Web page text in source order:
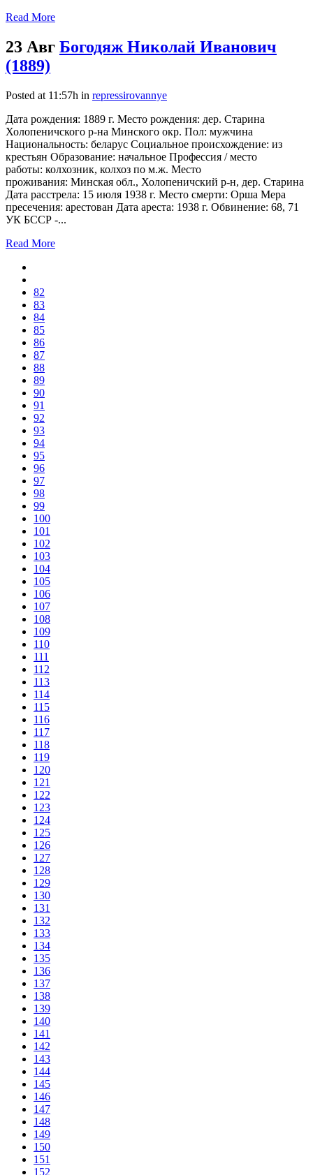
Read More
23 Авг Богодяж Николай Иванович
(1889)
Posted at 11:57h in repressirovannye
Дата рождения: 1889 г. Место рождения: дер. Старина
Холопеничского р-на Минского окр. Пол: мужчина
Национальность: беларус Социальное происхождение: из
крестьян Образование: начальное Профессия / место
работы: колхозник, колхоз по м.ж. Место
проживания: Минская обл., Холопеничский р-н, дер. Старина
Дата расстрела: 15 июля 1938 г. Место смерти: Орша Мера
пресечения: арестован Дата ареста: 1938 г. Обвинение: 68, 71
УК БССР -...
Read More
82
83
84
85
86
87
88
89
90
91
92
93
94
95
96
97
98
99
100
101
102
103
104
105
106
107
108
109
110
111
112
113
114
115
116
117
118
119
120
121
122
123
124
125
126
127
128
129
130
131
132
133
134
135
136
137
138
139
140
141
142
143
144
145
146
147
148
149
150
151
152